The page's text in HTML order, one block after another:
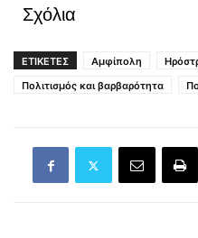
Σχόλια
ΕΤΙΚΕΤΕΣ Αμφίπολη
Πολιτισμός και βαρβαρότητα